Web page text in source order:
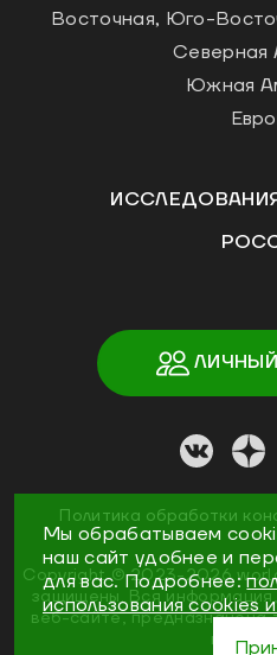
Восточная, Юго-
Северная
Южная
Политика обработки
Copyright ©2023-2026
защищены. Вся
веб-сайте, предназначена
Мы обрабатываем
наш сайт удобнее и
для вас. Подробнее:
использования cookies